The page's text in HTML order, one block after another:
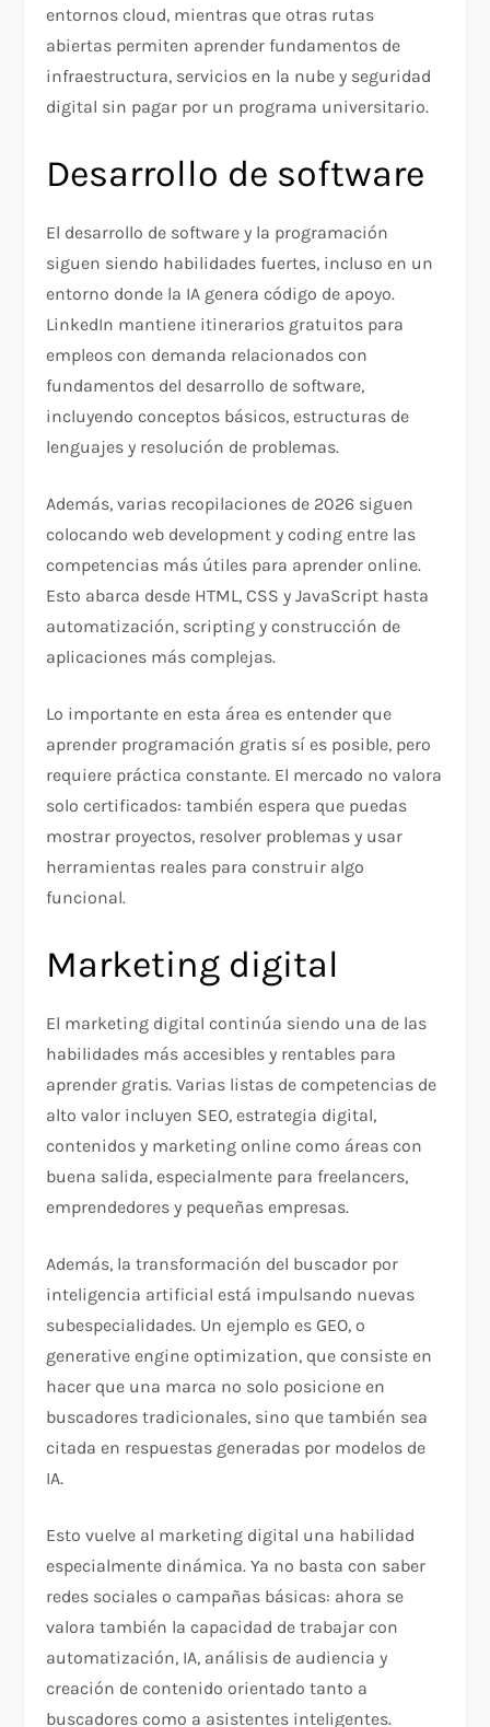
entornos cloud, mientras que otras rutas
abiertas permiten aprender fundamentos de
infraestructura, servicios en la nube y seguridad
digital sin pagar por un programa universitario.
Desarrollo de software
El desarrollo de software y la programación
siguen siendo habilidades fuertes, incluso en un
entorno donde la IA genera código de apoyo.
LinkedIn mantiene itinerarios gratuitos para
empleos con demanda relacionados con
fundamentos del desarrollo de software,
incluyendo conceptos básicos, estructuras de
lenguajes y resolución de problemas.​
Además, varias recopilaciones de 2026 siguen
colocando web development y coding entre las
competencias más útiles para aprender online.
Esto abarca desde HTML, CSS y JavaScript hasta
automatización, scripting y construcción de
aplicaciones más complejas.
Lo importante en esta área es entender que
aprender programación gratis sí es posible, pero
requiere práctica constante. El mercado no valora
solo certificados: también espera que puedas
mostrar proyectos, resolver problemas y usar
herramientas reales para construir algo
funcional.
Marketing digital
El marketing digital continúa siendo una de las
habilidades más accesibles y rentables para
aprender gratis. Varias listas de competencias de
alto valor incluyen SEO, estrategia digital,
contenidos y marketing online como áreas con
buena salida, especialmente para freelancers,
emprendedores y pequeñas empresas.
Además, la transformación del buscador por
inteligencia artificial está impulsando nuevas
subespecialidades. Un ejemplo es GEO, o
generative engine optimization, que consiste en
hacer que una marca no solo posicione en
buscadores tradicionales, sino que también sea
citada en respuestas generadas por modelos de
IA.​
Esto vuelve al marketing digital una habilidad
especialmente dinámica. Ya no basta con saber
redes sociales o campañas básicas: ahora se
valora también la capacidad de trabajar con
automatización, IA, análisis de audiencia y
creación de contenido orientado tanto a
buscadores como a asistentes inteligentes.